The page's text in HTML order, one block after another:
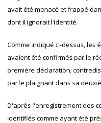
avait été menacé et frappé
dont il ignorait l'identité.
Comme indiqué ci-dessus, les
avaient été confirmés par le
première déclaration,
par le plaignant dans sa
D'après l'enregistrement des
identifiés comme ayant été